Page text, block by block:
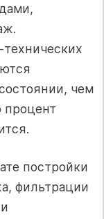
чем
процент
постройки
фильтрации